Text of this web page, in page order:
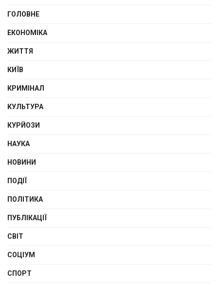
ГОЛОВНЕ
ЕКОНОМІКА
ЖИТТЯ
КИЇВ
КРИМІНАЛ
КУЛЬТУРА
КУРЙОЗИ
НАУКА
НОВИНИ
ПОДІЇ
ПОЛІТИКА
ПУБЛІКАЦІЇ
СВІТ
СОЦІУМ
СПОРТ